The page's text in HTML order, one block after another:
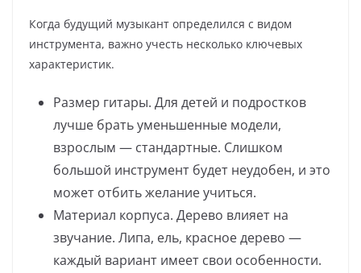
Когда будущий музыкант определился с видом
инструмента, важно учесть несколько ключевых
характеристик.
Размер гитары. Для детей и подростков
лучше брать уменьшенные модели,
взрослым — стандартные. Слишком
большой инструмент будет неудобен, и это
может отбить желание учиться.
Материал корпуса. Дерево влияет на
звучание. Липа, ель, красное дерево —
каждый вариант имеет свои особенности.